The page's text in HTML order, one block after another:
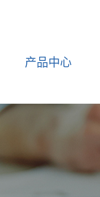
产品中心